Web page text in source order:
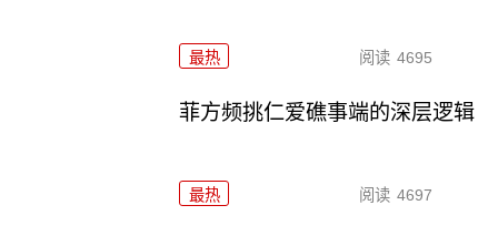
最热 阅读 4695
菲方频挑仁爱礁事端的深层逻辑
最热 阅读 4697